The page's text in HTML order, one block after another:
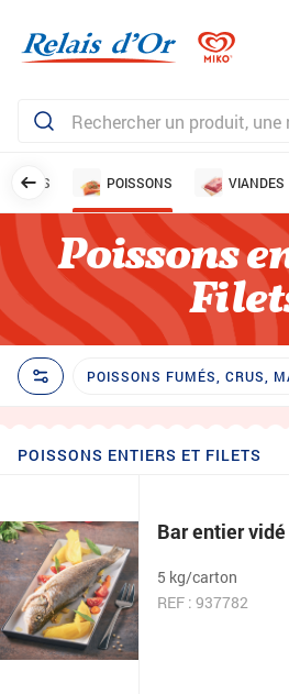
POISSONS VIANDES
Poissons
POISSONS FUMÉS, CRUS,
POISSONS ENTIERS ET FILETS
Bar entier
5 kg/carton
REF : 937782